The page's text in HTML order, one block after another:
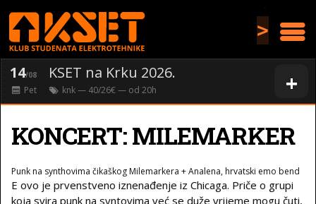
>
+
14/08 KSET na Krku 2026.
Pet knk— 40/26€ — od 20h
KONCERT: MILEMARKER
Punk na synthovima čikaškog Milemarkera + Analena, hrvatski emo bend
E ovo je prvenstveno iznenađenje iz Chicaga. Priče o grupi
koja svira punk na syntovima već se duže vrijeme mogu čuti,